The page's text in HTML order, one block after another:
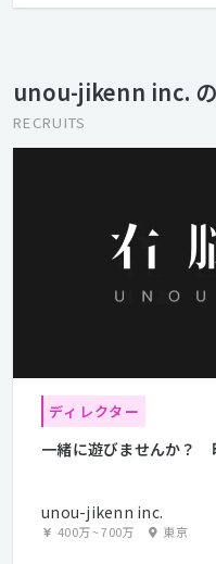
unou-jikenn inc.
RECRUITS
ディレクター
一緒に遊びませんか？
unou-jikenn inc.
400万~700万 東京